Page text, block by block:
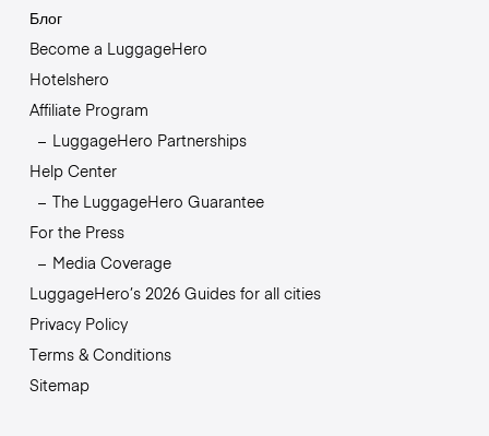
Блог
Become a LuggageHero
Hotelshero
Affiliate Program
LuggageHero Partnerships
Help Center
The LuggageHero Guarantee
For the Press
Media Coverage
LuggageHero’s 2026 Guides for all cities
Privacy Policy
Terms & Conditions
Sitemap